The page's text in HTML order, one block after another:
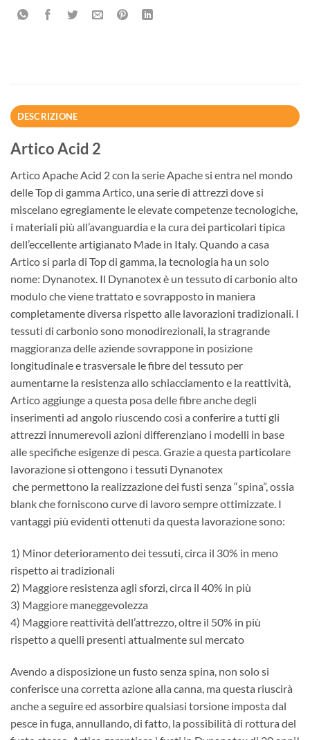
DESCRIZIONE
Artico Acid 2
Artico Apache Acid 2 con la serie Apache si entra nel mondo
delle Top di gamma Artico, una serie di attrezzi dove si
miscelano egregiamente le elevate competenze tecnologiche,
i materiali più all’avanguardia e la cura dei particolari tipica
dell’eccellente artigianato Made in Italy. Quando a casa
Artico si parla di Top di gamma, la tecnologia ha un solo
nome: Dynanotex. Il Dynanotex è un tessuto di carbonio alto
modulo che viene trattato e sovrapposto in maniera
completamente diversa rispetto alle lavorazioni tradizionali. I
tessuti di carbonio sono monodirezionali, la stragrande
maggioranza delle aziende sovrappone in posizione
longitudinale e trasversale le fibre del tessuto per
aumentarne la resistenza allo schiacciamento e la reattività,
Artico aggiunge a questa posa delle fibre anche degli
inserimenti ad angolo riuscendo così a conferire a tutti gli
attrezzi innumerevoli azioni differenziano i modelli in base
alle specifiche esigenze di pesca. Grazie a questa particolare
lavorazione si ottengono i tessuti Dynanotex
che permettono la realizzazione dei fusti senza “spina”, ossia
blank che forniscono curve di lavoro sempre ottimizzate. I
vantaggi più evidenti ottenuti da questa lavorazione sono:
1) Minor deterioramento dei tessuti, circa il 30% in meno
rispetto ai tradizionali
2) Maggiore resistenza agli sforzi, circa il 40% in più
3) Maggiore maneggevolezza
4) Maggiore reattività dell’attrezzo, oltre il 50% in più
rispetto a quelli presenti attualmente sul mercato
Avendo a disposizione un fusto senza spina, non solo si
conferisce una corretta azione alla canna, ma questa riuscirà
anche a seguire ed assorbire qualsiasi torsione imposta dal
pesce in fuga, annullando, di fatto, la possibilità di rottura del